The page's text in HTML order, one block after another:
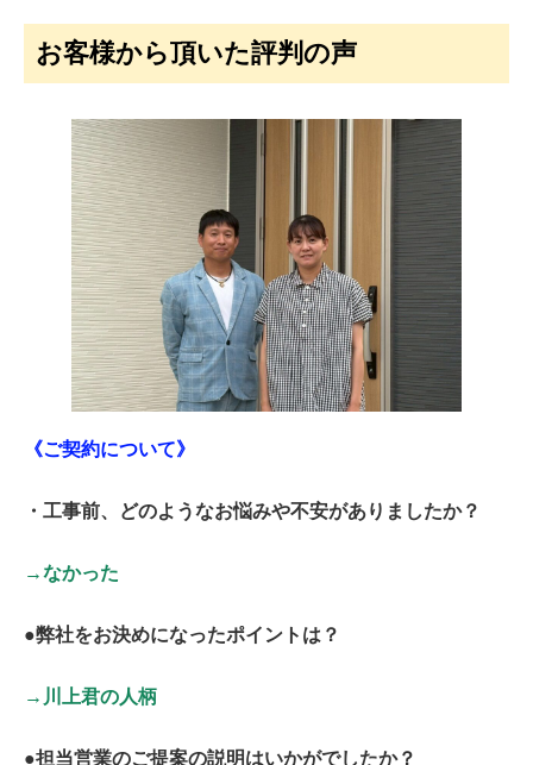
お客様から頂いた評判の声
《ご契約について》
・工事前、どのようなお悩みや不安がありましたか？
→なかった
●弊社をお決めになったポイントは？
→川上君の人柄
●担当営業のご提案の説明はいかがでしたか？